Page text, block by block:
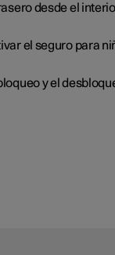
desde el
el seguro para
y el